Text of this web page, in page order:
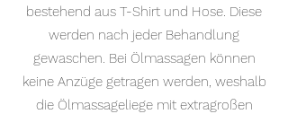
bestehend aus T-Shirt und Hose. Diese
werden nach jeder Behandlung
gewaschen. Bei Ölmassagen können
keine Anzüge getragen werden, weshalb
die Ölmassageliege mit extragroßen